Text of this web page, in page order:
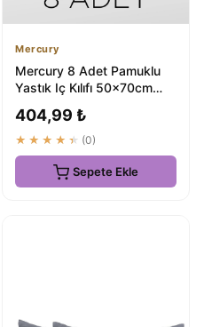
Mercury
Mercury 8 Adet Pamuklu
Yastık Iç Kılıfı 50x70cm
404,99 ₺
★★★★★ (0)
Sepete Ekle